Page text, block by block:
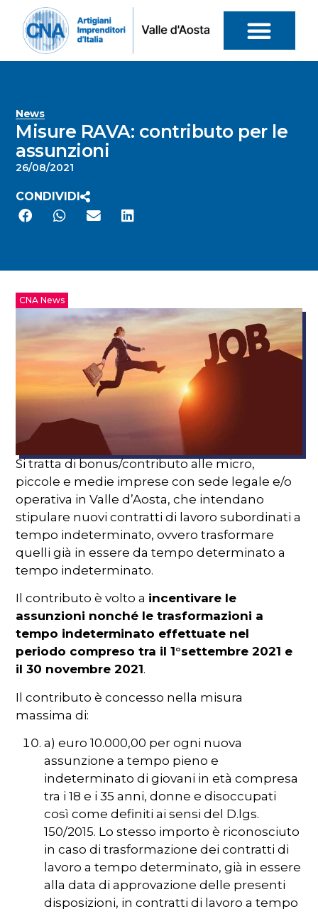
News
Misure RAVA: contributo per le
assunzioni
26/08/2021
CONDIVIDI
CNA News
Si tratta di bonus/contributo alle micro,
piccole e medie imprese con sede legale e/o
operativa in Valle d’Aosta, che intendano
stipulare nuovi contratti di lavoro subordinati a
tempo indeterminato, ovvero trasformare
quelli già in essere da tempo determinato a
tempo indeterminato.
Il contributo è volto a incentivare le
assunzioni nonché le trasformazioni a
tempo indeterminato effettuate nel
periodo compreso tra il 1°settembre 2021 e
il 30 novembre 2021.
Il contributo è concesso nella misura
massima di:
a) euro 10.000,00 per ogni nuova
assunzione a tempo pieno e
indeterminato di giovani in età compresa
tra i 18 e i 35 anni, donne e disoccupati
così come definiti ai sensi del D.lgs.
150/2015. Lo stesso importo è riconosciuto
in caso di trasformazione dei contratti di
lavoro a tempo determinato, già in essere
alla data di approvazione delle presenti
disposizioni, in contratti di lavoro a tempo